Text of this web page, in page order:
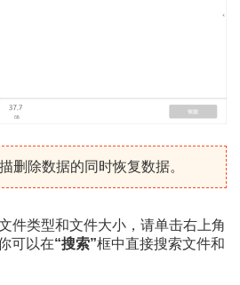
删除数据的同时恢复数据。
件类型和文件大小，请单击右上角
可以在“搜索”框中直接搜索文件和